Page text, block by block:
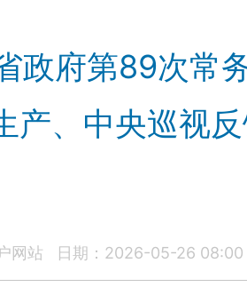
政府第89次常
产、中央巡视
网站 日期：2026-05-26 08:00